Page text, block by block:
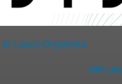
Laura Dryjańska
DR